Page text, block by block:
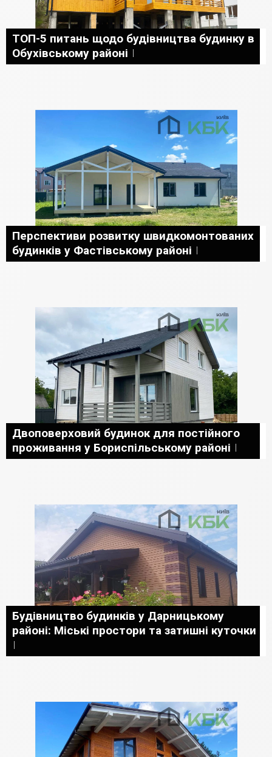
ТОП-5 питань щодо будівництва будинку в
Обухівському районі
Перспективи розвитку швидкомонтованих
будинків у Фастівському районі
Двоповерховий будинок для постійного
проживання у Бориспільському районі
Будівництво будинків у Дарницькому
районі: Міські простори та затишні куточки